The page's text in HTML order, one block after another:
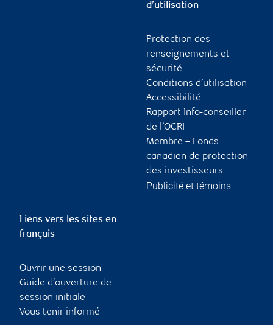
d’utilisation
Protection des
renseignements et
sécurité
Conditions d’utilisation
Accessibilité
Rapport Info-conseiller
de l’OCRI
Membre – Fonds
canadien de protection
des investisseurs
Publicité et témoins
Liens vers les sites en
français
Ouvrir une session
Guide d’ouverture de
session initiale
Vous tenir informé